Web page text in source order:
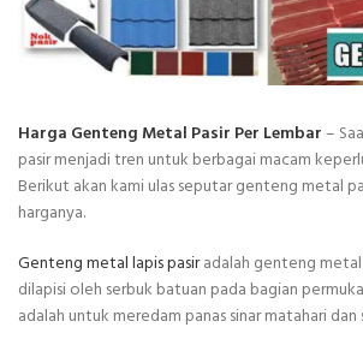
Harga Genteng Metal Pasir Per Lembar–
pasir menjadi tren untuk berbagai macam
Berikut akan kami ulas seputar genteng metal
harganya.
Genteng metal lapis pasiradalah genteng
dilapisi oleh serbuk batuan pada bagian
adalah untuk meredam panas sinar matahari